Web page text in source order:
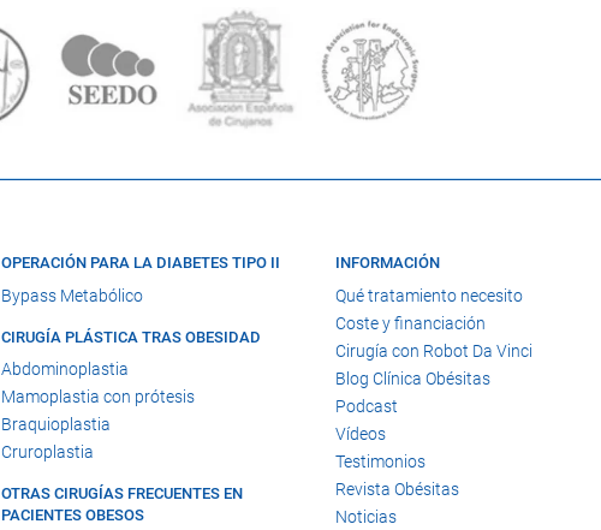
OPERACIÓN PARA LA DIABETES TIPO II
Bypass Metabólico
CIRUGÍA PLÁSTICA TRAS OBESIDAD
Abdominoplastia
Mamoplastia con prótesis
Braquioplastia
Cruroplastia
OTRAS CIRUGÍAS FRECUENTES EN
PACIENTES OBESOS
INFORMACIÓN
Qué tratamiento necesito
Coste y financiación
Cirugía con Robot Da Vinci
Blog Clínica Obésitas
Podcast
Vídeos
Testimonios
Revista Obésitas
Noticias